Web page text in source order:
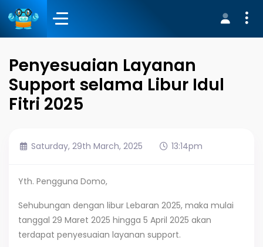
Penyesuaian Layanan
Support selama Libur Idul
Fitri 2025
Saturday, 29th March, 2025 13:14pm
Yth. Pengguna Domo,
Sehubungan dengan libur Lebaran 2025, maka mulai
tanggal 29 Maret 2025 hingga 5 April 2025 akan
terdapat penyesuaian layanan support.